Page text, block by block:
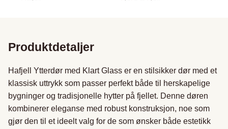
Produktdetaljer
Hafjell Ytterdør med Klart Glass er en stilsikker dør med et
klassisk uttrykk som passer perfekt både til herskapelige
bygninger og tradisjonelle hytter på fjellet. Denne døren
kombinerer eleganse med robust konstruksjon, noe som
gjør den til et ideelt valg for de som ønsker både estetikk